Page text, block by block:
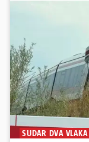
SUDAR DVA VLAKA